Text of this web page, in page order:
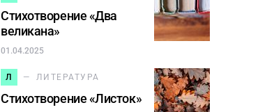
Стихотворение «Два
великана»
01.04.2025
Л ЛИТЕРАТУРА
Стихотворение «Листок»